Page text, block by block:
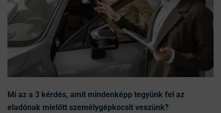
Mi az a 3 kérdés, amit mindenképp tegyünk fel az
eladónak mielőtt személygépkocsit veszünk?